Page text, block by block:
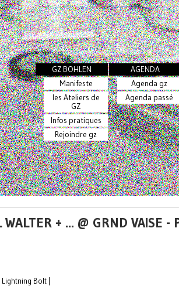
GZ BOHLEN
Manifeste
les Ateliers de
GZ
Infos pratiques
Rejoindre gz
AGENDA
Agenda gz
Agenda passé
+ ... @ GRND VAISE -
Bolt |